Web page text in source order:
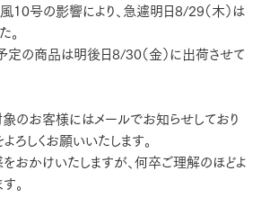
10号の影響により、急遽明日8/29（木）は
。
定の商品は明後日8/30（金）に出荷させて
のお客様にはメールでお知らせしており
ろしくお願いいたします。
おかけいたしますが、何卒ご理解のほどよ
。